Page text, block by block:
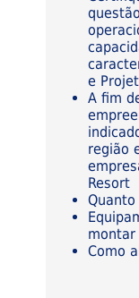
e
A fim
região
Resort
montar
Como